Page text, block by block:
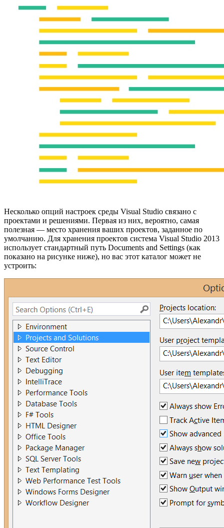
Несколько опций настроек среды Visual Studio связано с
проектами и решениями. Первая из них, вероятно, самая
полезная — место хранения ваших проектов, заданное по
умолчанию. Для хранения проектов система Visual Studio 2013
использует стандартный путь Documents and Settings (как
показано на рисунке ниже), но вас этот каталог может не
устроить: